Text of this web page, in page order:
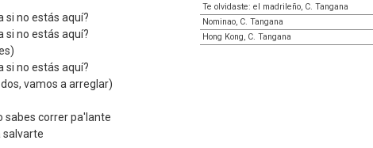
si no estás aquí?
si no estás aquí?
si no estás aquí?
vamos a arreglar)
sabes correr pa'lante
salvarte
Te olvidaste: el madrileño, C. Tangana
Nominao, C. Tangana
Hong Kong, C. Tangana